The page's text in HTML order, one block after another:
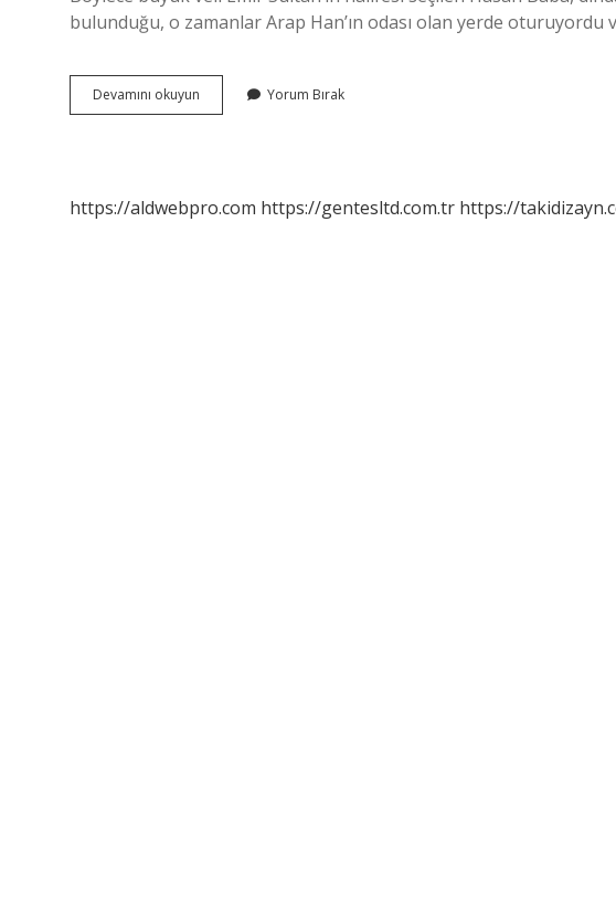
bulunduğu, o zamanlar Arap Han’ın odası olan yerde oturuyordu
Devamını okuyun
Baba
Yorum Bırak
https://aldwebpro.com https://gentesltd.com.tr https://